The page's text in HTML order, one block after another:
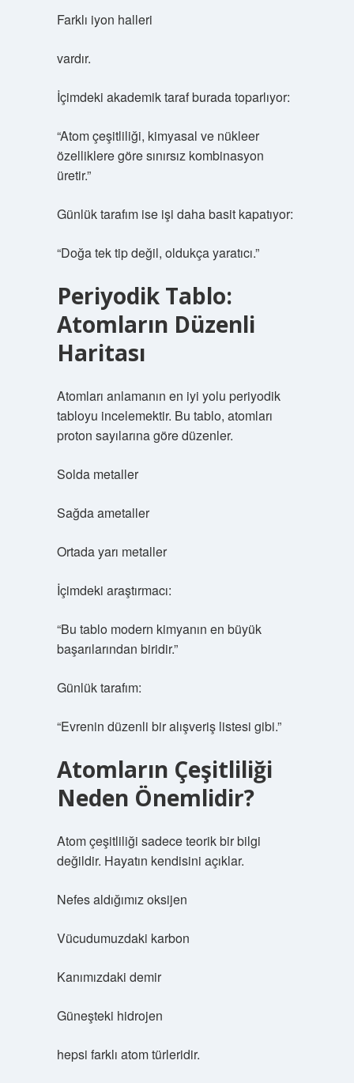
Farklı iyon halleri
vardır.
İçimdeki akademik taraf burada toparlıyor:
“Atom çeşitliliği, kimyasal ve nükleer
özelliklere göre sınırsız kombinasyon
üretir.”
Günlük tarafım ise işi daha basit kapatıyor:
“Doğa tek tip değil, oldukça yaratıcı.”
Periyodik Tablo:
Atomların Düzenli
Haritası
Atomları anlamanın en iyi yolu periyodik
tabloyu incelemektir. Bu tablo, atomları
proton sayılarına göre düzenler.
Solda metaller
Sağda ametaller
Ortada yarı metaller
İçimdeki araştırmacı:
“Bu tablo modern kimyanın en büyük
başarılarından biridir.”
Günlük tarafım:
“Evrenin düzenli bir alışveriş listesi gibi.”
Atomların Çeşitliliği
Neden Önemlidir?
Atom çeşitliliği sadece teorik bir bilgi
değildir. Hayatın kendisini açıklar.
Nefes aldığımız oksijen
Vücudumuzdaki karbon
Kanımızdaki demir
Güneşteki hidrojen
hepsi farklı atom türleridir.